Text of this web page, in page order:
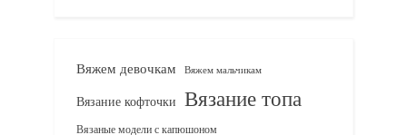
Вяжем девочкам Вяжем мальчикам
Вязание кофточки Вязание топа
Вязаные модели с капюшоном